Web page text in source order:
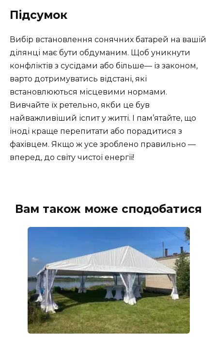
Підсумок
Вибір встановлення сонячних батарей на вашій
ділянці має бути обдуманим. Щоб уникнути
конфліктів з сусідами або більше— із законом,
варто дотримуватись відстані, які
встановлюються місцевими нормами.
Вивчайте їх ретельно, якби це був
найважливіший іспит у житті. І пам’ятайте, що
іноді краще перепитати або порадитися з
фахівцем. Якщо ж усе зроблено правильно —
вперед, до світу чистої енергії!
Вам також може сподобатися